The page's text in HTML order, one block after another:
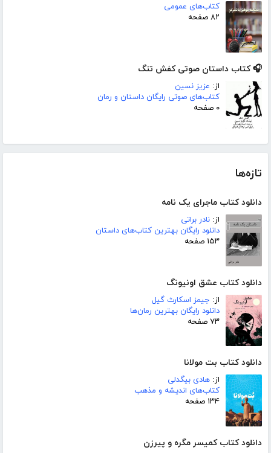
کتاب‌های عمومی
۸۲ صفحه
🎧 کتاب داستان صوتی کفش تنگ
از: عزیز نسین
کتاب‌های صوتی رایگان داستان و رمان
۰ صفحه
تازه‌ها
دانلود کتاب ماجرای یک نامه
از: نادر براتی
دانلود رایگان بهترین کتاب‌های داستان
۱۵۳ صفحه
دانلود کتاب عشق اونیونگ
از: جیمز اسکارث گیل
دانلود رایگان بهترین رمان‌ها
۷۳ صفحه
دانلود کتاب بت مولانا
از: هادی بیگدلی
کتاب‌های اندیشه و مذهب
۱۳۴ صفحه
دانلود کتاب کمیسر مگره و پیرزن